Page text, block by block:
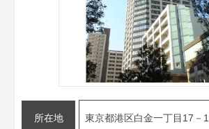
所在地 東京都港区白金一丁目17－1